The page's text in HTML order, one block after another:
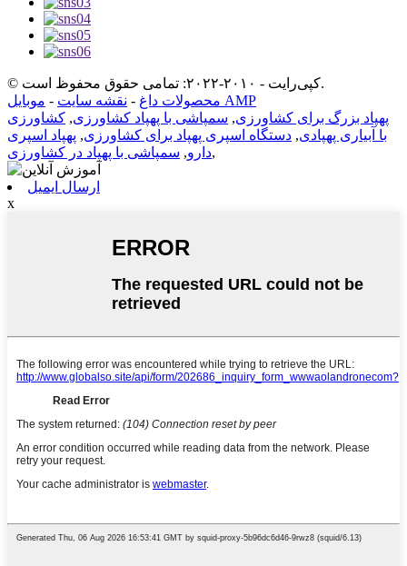
© کپی‌رایت - ۲۰۱۰-۲۰۲۲: تمامی حقوق محفوظ است.
محصولات داغ - نقشه سایت -
موبایل AMP
پهپاد بزرگ برای کشاورزی, سمپاشی با پهپاد کشاورزی, کشاورزی
با آبیاری پهپادی, دستگاه اسپری پهپاد برای کشاورزی, پهپاد اسپری
دارو, سمپاشی با پهپاد در کشاورزی ,
ارسال ایمیل
x